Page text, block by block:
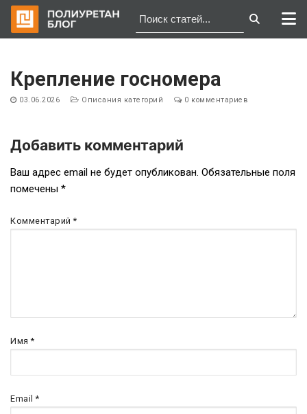
содержимому
Крепление госномера
03.06.2026 Описания категорий 0 комментариев
Навигация
по
записям
Добавить комментарий
Ваш адрес email не будет опубликован. Обязательные поля
помечены *
Комментарий*
Имя*
Email*